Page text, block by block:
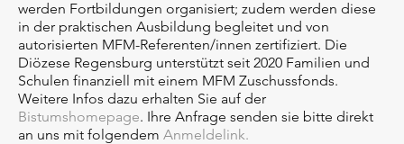
werden Fortbildungen organisiert; zudem werden diese
in der praktischen Ausbildung begleitet und von
autorisierten MFM-Referenten/innen zertifiziert. Die
Diözese Regensburg unterstützt seit 2020 Familien und
Schulen finanziell mit einem MFM Zuschussfonds.
Weitere Infos dazu erhalten Sie auf der
Bistumshomepage. Ihre Anfrage senden sie bitte direkt
an uns mit folgendem Anmeldelink.